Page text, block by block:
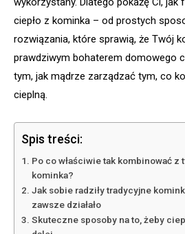
ciepło z kominka – od prostych
rozwiązania, które sprawią, że Twój
prawdziwym bohaterem domowego
tym, jak mądrze zarządzać tym, co
cieplną.
Spis treści:
Po co właściwie tak kombinować z
kominka?
Jak sobie radziły tradycyjne
zawsze działało
Skuteczne sposoby na to, żeby